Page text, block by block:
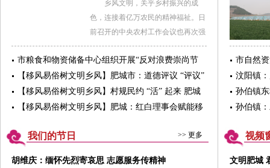
需要张鹏放下手里的生意，第一时间
奔赴现场。张鹏毫无怨言，充分发挥
人“退役不褪色”的精神，积极投身于
各种救援行动，搜寻走失者、山地救
援、水域救援都留下了他的身影，成
乡风文明，关乎乡村振兴的成
色，连接着亿万农民的精神福祉。日
前召开的中央农村工作会议也再次强
调深入实施文明乡风建设工程，持续
推进农村移风易俗。乡村全面振兴，
既要让亿万农民“口袋”鼓起来，也要
让其“脑袋”富起来，让乡村在时代变
迁中留住根脉与乡愁。这种创新载
领，并不是空洞的说教，而是与农民
潜移默化中强化了村民的集体意识与
市粮食和物资储备中心组织开展“反对浪费崇尚节
约”主题宣传活动
【移风易俗树文明乡风】肥城市：道德评议 “评议”
新风尚 移风易俗 “易” 出幸福感
【移风易俗树文明乡风】村规民约 “活” 起来 肥城
移风易俗 “新” 起来
【移风易俗树文明乡风】肥城：红白理事会赋能移
我们的节日 >> 更多
胡维庆：缅怀先烈寄哀思 志愿服务传精神
市自然
市工作
汶阳镇
孙伯镇
孙伯镇
视频
文明肥城